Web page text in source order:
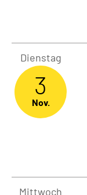
Dienstag
3
Nov.
Mittwoch